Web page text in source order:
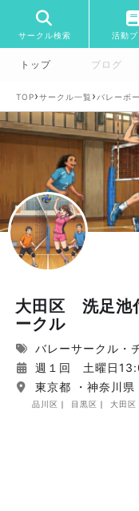
サークル検索 活動
トップ ブログ
TOP›サークル一覧 › バレーボ
大田区 洗足池
ークル
バレーサークル・
週１回 土曜日
東京都 ・神奈川
品川区 目黒区 大田区